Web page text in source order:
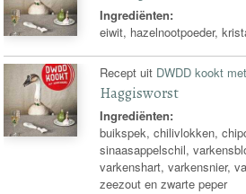
Ingrediënten:
eiwit, hazelnootpoeder,
Recept uit DWDD kookt
Haggisworst
Ingrediënten:
buikspek, chilivlokken,
sinaasappelschil,
varkenshart, varkensnier,
zeezout en zwarte peper